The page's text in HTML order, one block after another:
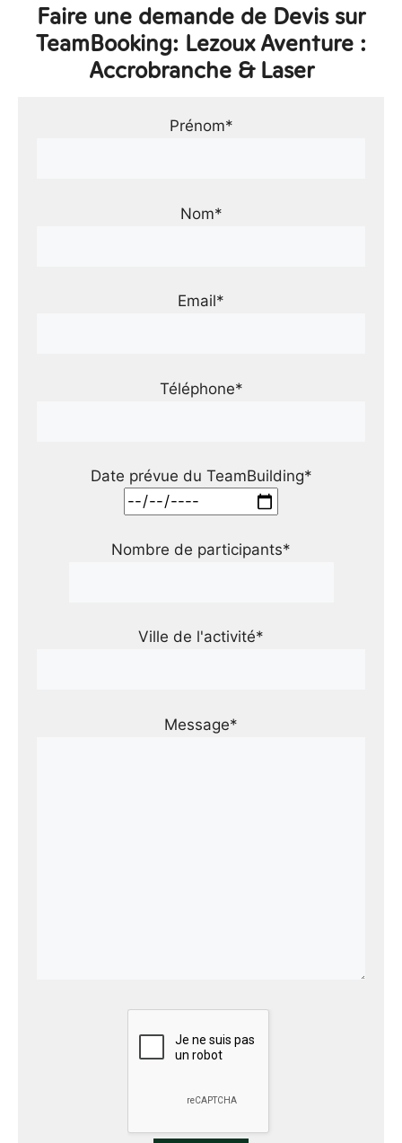
Faire une demande de Devis sur
TeamBooking: Lezoux Aventure :
Accrobranche & Laser
Prénom*
Nom*
Email*
Téléphone*
Date prévue du TeamBuilding*
Nombre de participants*
Ville de l'activité*
Message*